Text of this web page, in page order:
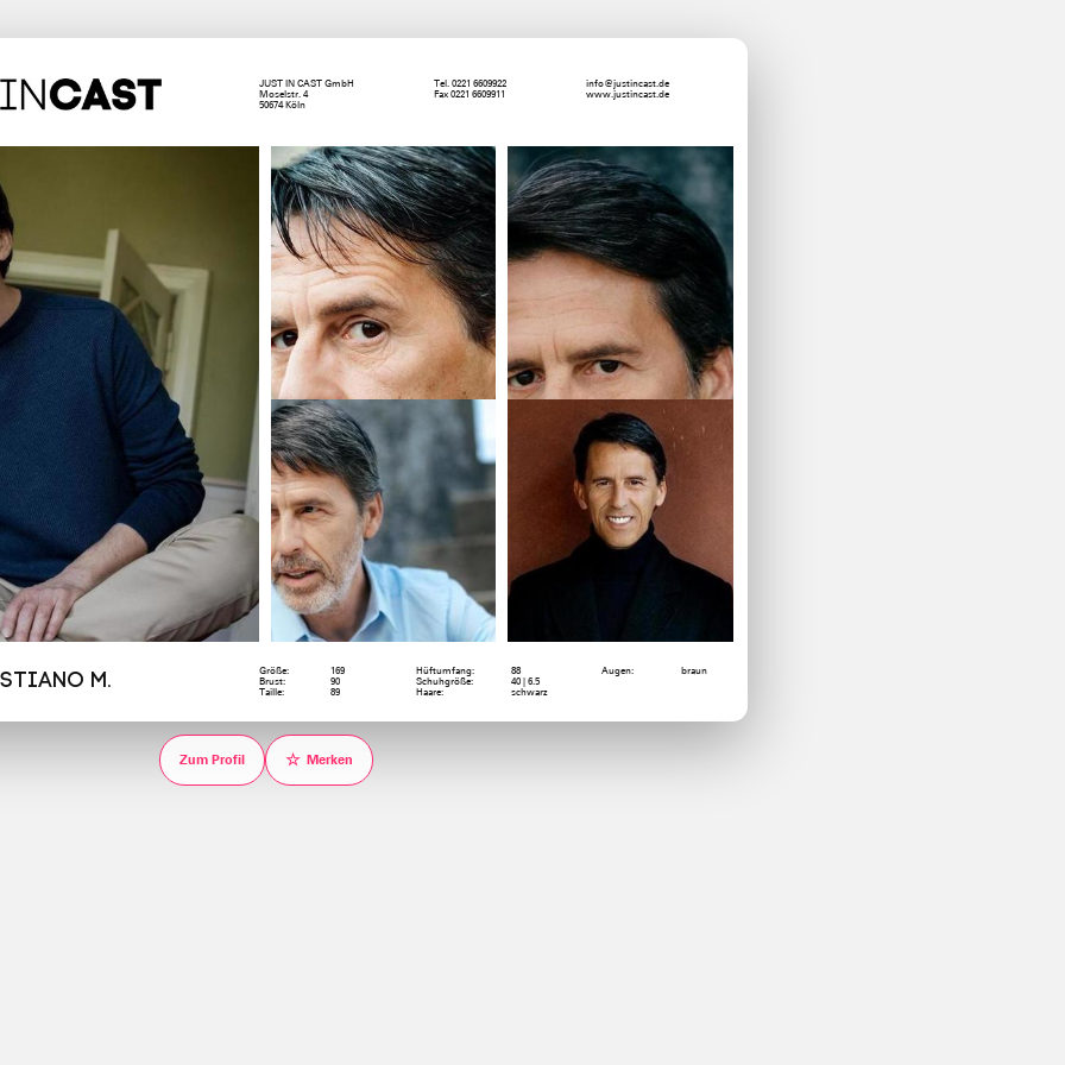
JUST IN CAST GmbH
Moselstr. 4
50674 Köln
Tel. 0221 6609922
Fax 0221 6609911
info@justincast.de
www.justincast.de
M. Größe: 169 Hüftumfang: 88 Augen:
braun
Brust:
90 Schuhgröße:
40 | 6.5
Taille:
89 Haare: schwarz
Zum Profil ☆ Merken